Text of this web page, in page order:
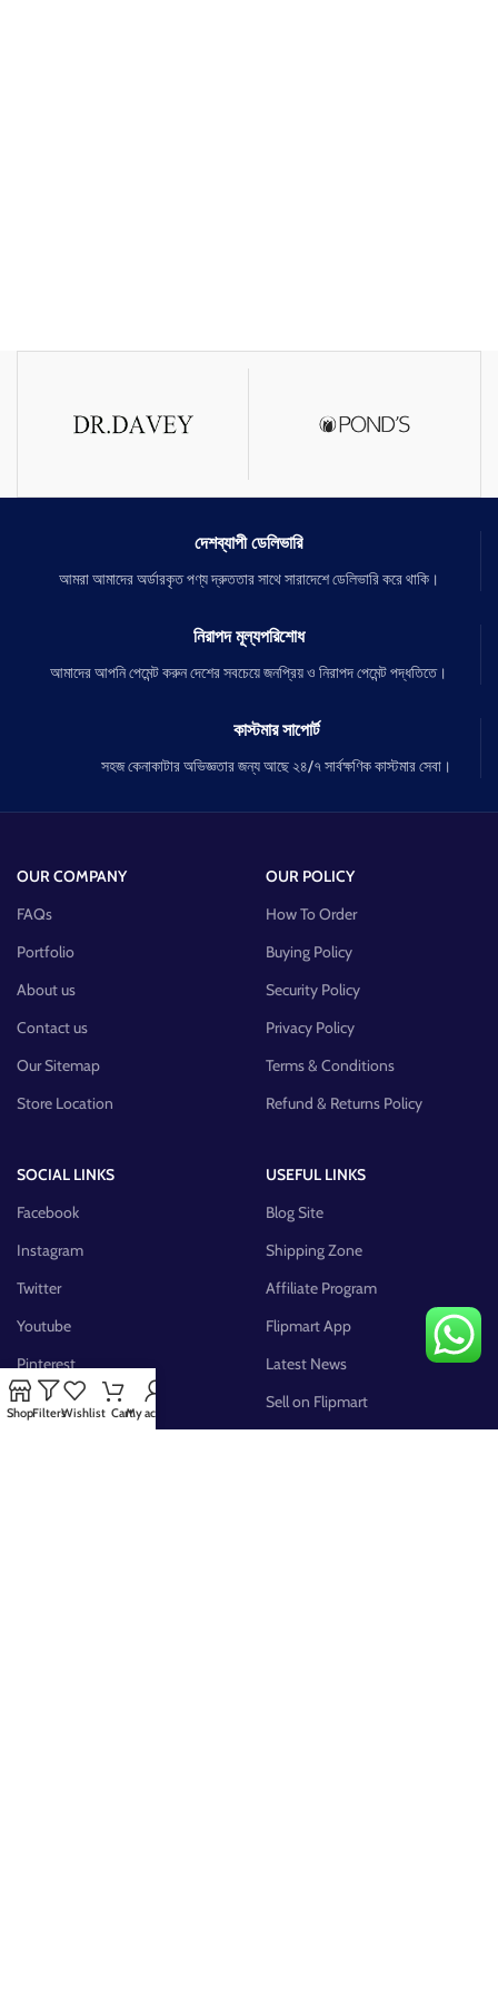
দেশব্যাপী ডেলিভারি
আমরা আমাদের অর্ডারকৃত পণ্য দ্রুততার সাথে সারাদেশে ডেলিভারি করে থাকি।
নিরাপদ মূল্যপরিশোধ
আমাদের আপনি পেমেন্ট করুন দেশের সবচেয়ে জনপ্রিয় ও নিরাপদ পেমেন্ট পদ্ধতিতে।
কাস্টমার সাপোর্ট
সহজ কেনাকাটার অভিজ্ঞতার জন্য আছে ২৪/৭ সার্বক্ষণিক কাস্টমার সেবা।
OUR COMPANY
FAQs
Portfolio
About us
Contact us
Our Sitemap
Store Location
OUR POLICY
How To Order
Buying Policy
Security Policy
Privacy Policy
Terms & Conditions
Refund & Returns Policy
SOCIAL LINKS
Facebook
Instagram
Twitter
Youtube
Pinterest
FB Group
USEFUL LINKS
Blog Site
Shipping Zone
Affiliate Program
Flipmart App
Latest News
Sell on Flipmart
ShopFiltersWishlist CartMy account